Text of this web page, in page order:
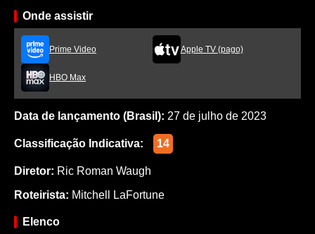
Onde assistir
Prime Video Apple TV (pago)
HBO Max
Data de lançamento (Brasil): 27 de julho de 2023
Classificação Indicativa: 14
Diretor: Ric Roman Waugh
Roteirista: Mitchell LaFortune
Elenco